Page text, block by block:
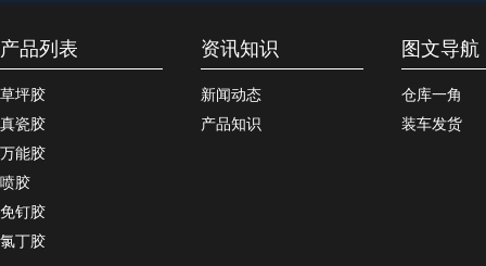
产品列表
草坪胶
真瓷胶
万能胶
喷胶
免钉胶
氯丁胶
资讯知识
新闻动态
产品知识
图文导航
仓库一角
装车发货